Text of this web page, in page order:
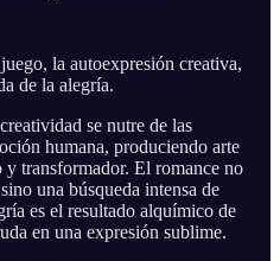
la autoexpresión creativa,
de la alegría.
se nutre de las
humana, produciendo arte
y transformador. El romance no
una búsqueda intensa de
es el resultado alquímico de
en una expresión sublime.